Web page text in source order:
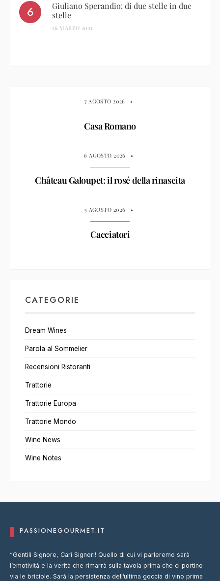
Giuliano Sperandio: di due stelle in due
stelle
26 MARZO 2021
7 AGOSTO 2026 •
Casa Romano
6 AGOSTO 2026 •
Château Galoupet: il rosé della rinascita
5 AGOSTO 2026 •
Cacciatori
CATEGORIE
Dream Wines
Parola al Sommelier
Recensioni Ristoranti
Trattorie
Trattorie Europa
Trattorie Mondo
Wine News
Wine Notes
PASSIONEGOURMET.IT
“Gentili Signore, Cari Signori! Quello di cui vi parleremo sarà
l’emotività e la verità che rimarrà sulla tavola prima che ci portino
via le briciole. Sarà la persistenza dell’ultima goccia di vino prima